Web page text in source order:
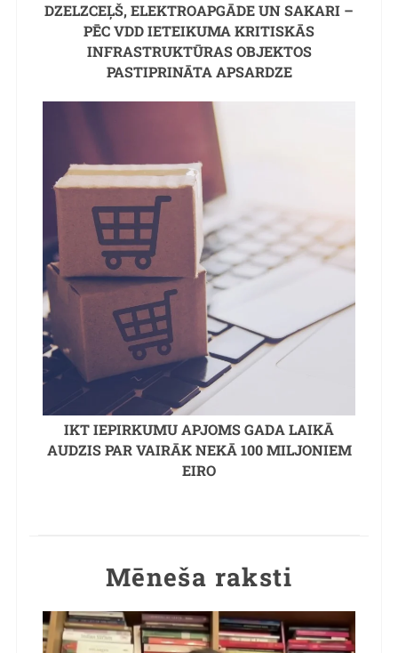
DZELZCEĻŠ, ELEKTROAPGĀDE UN SAKARI –
PĒC VDD IETEIKUMA KRITISKĀS
INFRASTRUKTŪRAS OBJEKTOS
PASTIPRINĀTA APSARDZE
IKT IEPIRKUMU APJOMS GADA LAIKĀ
AUDZIS PAR VAIRĀK NEKĀ 100 MILJONIEM
EIRO
Mēneša raksti